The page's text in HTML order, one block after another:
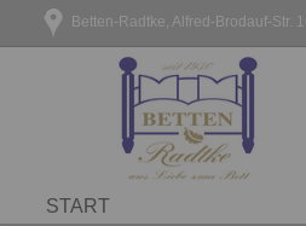
Betten-Radtke, Alfred-Brodauf-Str.
START
Produkte